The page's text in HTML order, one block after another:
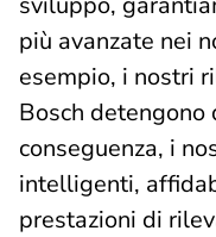
più avanzate nei
esempio, i nostri
Bosch
conseguenza, i
intelligenti,
prestazioni di